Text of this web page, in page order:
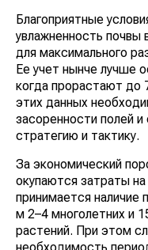
Благоприятные
увлажненность
для максимального
Ее учет нынче лучше
когда прорас­тают до
этих данных
засоренности полей
стратегию и тактику.
За экономический
окупаются затраты
принимается наличие
м 2–4 многолетних и
растений. При этом